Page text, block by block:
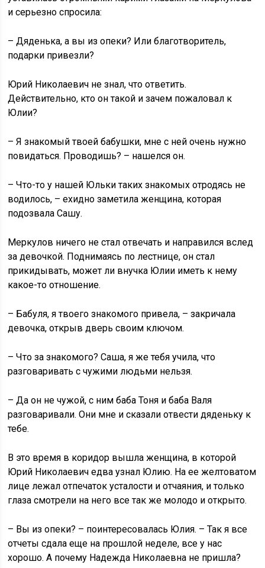
и серьезно спросила:
– Дяденька, а вы из опеки? Или благотворитель,
подарки привезли?
Юрий Николаевич не знал, что ответить.
Действительно, кто он такой и зачем пожаловал к
Юлии?
– Я знакомый твоей бабушки, мне с ней очень нужно
повидаться. Проводишь? – нашелся он.
– Что-то у нашей Юльки таких знакомых отродясь не
водилось, – ехидно заметила женщина, которая
подозвала Сашу.
Меркулов ничего не стал отвечать и направился вслед
за девочкой. Поднимаясь по лестнице, он стал
прикидывать, может ли внучка Юлии иметь к нему
какое-то отношение.
– Бабуля, я твоего знакомого привела, – закричала
девочка, открыв дверь своим ключом.
– Что за знакомого? Саша, я же тебя учила, что
разговаривать с чужими людьми нельзя.
– Да он не чужой, с ним баба Тоня и баба Валя
разговаривали. Они мне и сказали отвести дяденьку к
тебе.
В это время в коридор вышла женщина, в которой
Юрий Николаевич едва узнал Юлию. На ее желтоватом
лице лежал отпечаток усталости и отчаяния, и только
глаза смотрели на него все так же молодо и открыто.
– Вы из опеки? – поинтересовалась Юлия. – Так я все
отчеты сдала еще на прошлой неделе, все у нас
хорошо. А почему Надежда Николаевна не пришла?